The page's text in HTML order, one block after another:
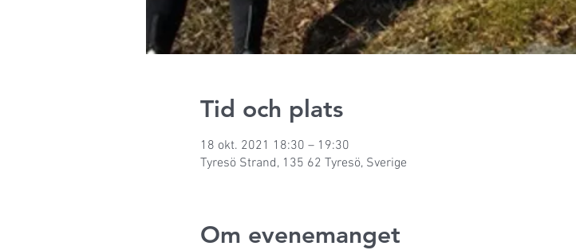
Tid och plats
18 okt. 2021 18:30 – 19:30
Tyresö Strand, 135 62 Tyresö, Sverige
Om evenemanget